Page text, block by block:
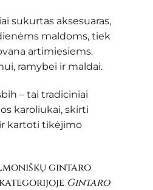
sukurtas aksesuaras,
maldoms, tiek
artimiesiems.
ramybei ir maldai.
– tai tradiciniai
karoliukai, skirti
kartoti tikėjimo
gintaro
Gintaro